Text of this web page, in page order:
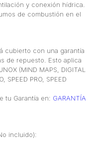
y conexión hídrica.
de combustión en el
cubierto con una garantía
de repuesto. Esto aplica
(MIND MAPS, DIGITAL
SPEED PRO, SPEED
tu Garantía en: GARANTÍA
incluido):